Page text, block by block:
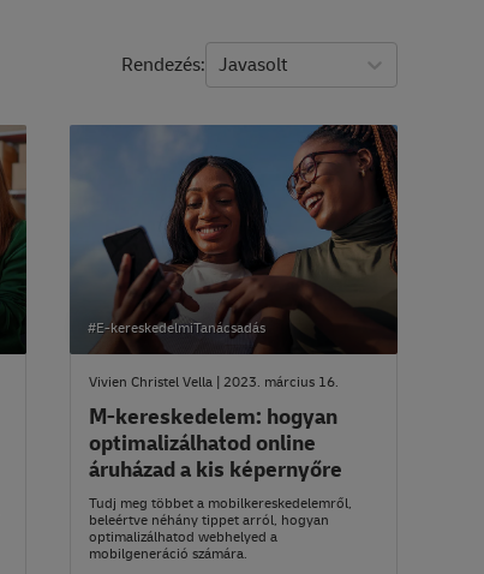
Rendezés Javasolt
#E-kereskedelmiTanácsadás
Vivien Christel Vella | 2023. március 16.
M-kereskedelem: hogyan
optimalizálhatod online
áruházad a kis képernyőre
Tudj meg többet a mobilkereskedelemről,
beleértve néhány tippet arról, hogyan
optimalizálhatod webhelyed a
mobilgeneráció számára.